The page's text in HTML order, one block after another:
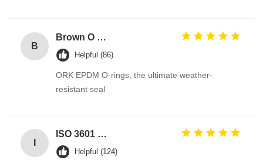
B
Brown O Ring epdm Durable Material For Automotive Efficiency And Performance
Helpful (86)
ORK EPDM O-rings, the ultimate weather-
resistant seal
ISO 3601 Excellent Weathering Resistance EPDM Rubber O Rings Seals for Industrial Applications
Helpful (124)